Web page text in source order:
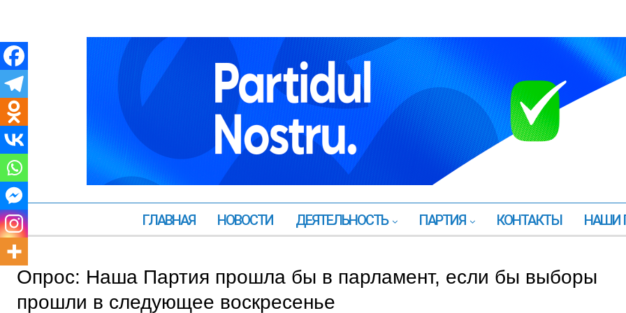
ГЛАВНАЯ НОВОСТИ ДЕЯТЕЛЬНОСТЬ ПАРТИЯ КОНТАКТЫ НАШИ
Опрос: Наша Партия прошла бы в парламент, если бы выборы
прошли в следующее воскресенье